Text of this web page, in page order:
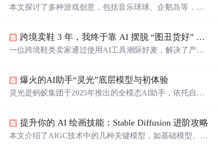
本文探讨了多种游戏创意，包括音乐球球、企鹅岛等，提
休闲和高质量内容三条游戏开发路线，分享了游戏设计和
调研心得。
跨境卖鞋 3 年，我终于靠 AI 摆脱 “图丑货好” 的魔咒！
一位跨境鞋类卖家通过使用AI工具潮际好麦，解决了产品
转化率，降低退货率，并实现批量高效出图，助力店铺营
收翻倍。
爆火的AI助手“灵光”底层模型与初体验
灵光是蚂蚁集团于2025年推出的全模态AI助手，依托自
可交互小应用、3D模型及动画等内容。其核心技术包括多
模态理解与生成、Agentic调度机制及生态级数据联动（如
提升你的 AI 绘画技能：Stable Diffusion 进阶攻略
本文介绍了AIGC技术中的几种关键模型，如基础模型、V